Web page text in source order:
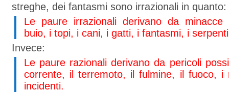
streghe, dei fantasmi sono irrazionali in quanto:
Le paure irrazionali derivano da minacce
buio, i topi, i cani, i gatti, i fantasmi, i
Invece:
Le paure razionali derivano da pericoli
corrente, il terremoto, il fulmine, il fuoco, i
incidenti.